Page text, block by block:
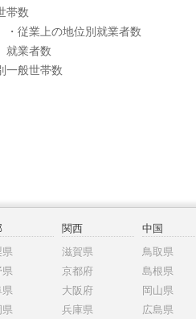
帯数
・従業上の地位別就業者数
就業者数
一般世帯数
県
県
県
県
関西
滋賀県
京都府
大阪府
兵庫県
中国
鳥取県
島根県
岡山県
広島県